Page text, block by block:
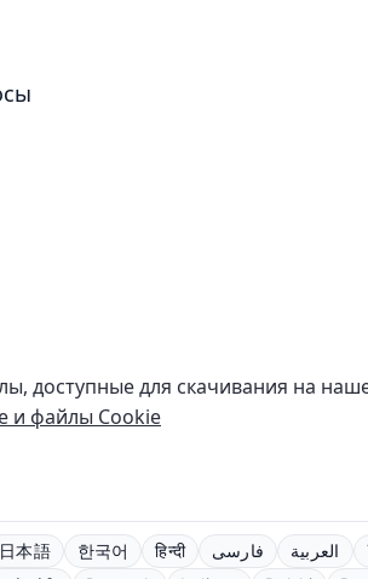
доступные для скачивания на
и файлы Cookie
日本語 한국어 हिन्दी فارسی العربية